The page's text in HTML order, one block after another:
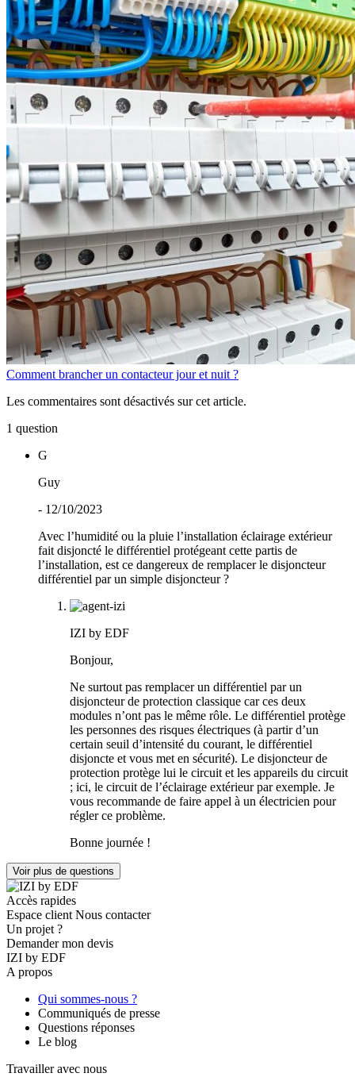
Comment brancher un contacteur jour et nuit ?
Les commentaires sont désactivés sur cet article.
1 question
G
Guy
- 12/10/2023
Avec l’humidité ou la pluie l’installation éclairage extérieur
fait disjoncté le différentiel protégeant cette partis de
l’installation, est ce dangereux de remplacer le disjoncteur
différentiel par un simple disjoncteur ?
IZI by EDF
Bonjour,
Ne surtout pas remplacer un différentiel par un
disjoncteur de protection classique car ces deux
modules n’ont pas le même rôle. Le différentiel protège
les personnes des risques électriques (à partir d’un
certain seuil d’intensité du courant, le différentiel
disjoncte et vous met en sécurité). Le disjoncteur de
protection protège lui le circuit et les appareils du circuit
; ici, le circuit de l’éclairage extérieur par exemple. Je
vous recommande de faire appel à un électricien pour
régler ce problème.
Bonne journée !
Voir plus de questions
Accès rapides
Espace client Nous contacter
Un projet ?
Demander mon devis
IZI by EDF
A propos
Qui sommes-nous ?
Communiqués de presse
Questions réponses
Le blog
Travailler avec nous